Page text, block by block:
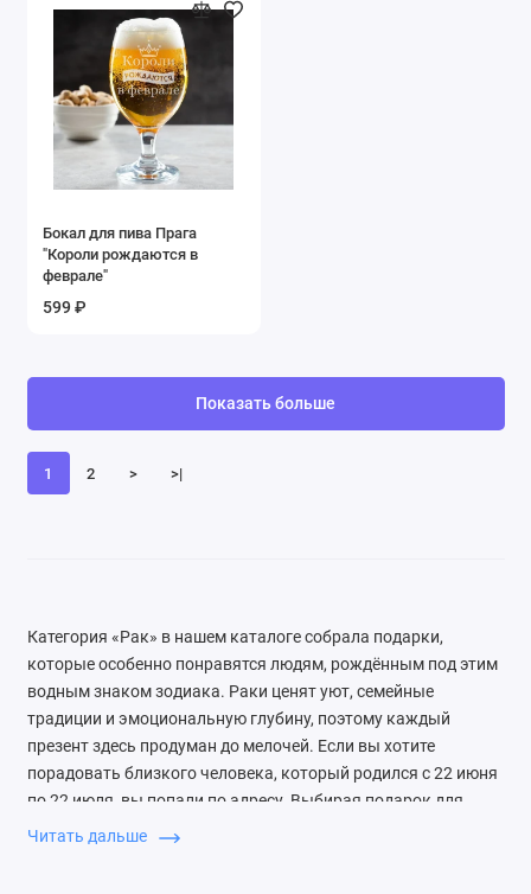
Бокал для пива Прага
"Короли рождаются в
феврале"
599 ₽
1 2 > >|
Показать больше
Категория «Рак» в нашем каталоге собрала подарки,
которые особенно понравятся людям, рождённым под этим
водным знаком зодиака. Раки ценят уют, семейные
традиции и эмоциональную глубину, поэтому каждый
презент здесь продуман до мелочей. Если вы хотите
порадовать близкого человека, который родился с 22 июня
по 22 июля, вы попали по адресу. Выбирая подарок для
Рака, помните: они обожают всё, что связано с домом и
Читать дальше